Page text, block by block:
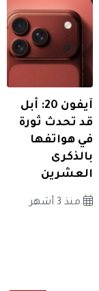
آيفون 20: أبل
قد تحدث ثورة
في هواتفها
بالذكرى
العشرين
منذ 3 أشهر